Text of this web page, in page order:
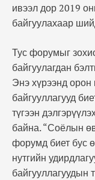
ивээл дор 2019
байгуулахаар
Тус форумыг
байгуулагдан
Энэ хүрээнд
байгууллагууд
түгээн
байна. “Соёлын
форумд биет бус
нутгийн
байгууллагуудын